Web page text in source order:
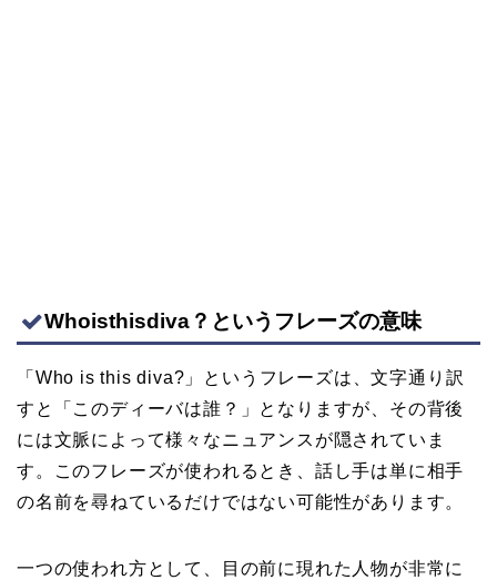
Whoisthisdiva？というフレーズの意味
「Who is this diva?」というフレーズは、文字通り訳
すと「このディーバは誰？」となりますが、その背後
には文脈によって様々なニュアンスが隠されていま
す。このフレーズが使われるとき、話し手は単に相手
の名前を尋ねているだけではない可能性があります。
一つの使われ方として、目の前に現れた人物が非常に